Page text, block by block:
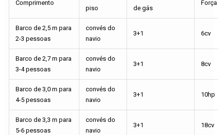
Comprimento
piso
de gás
Barco de 2,5 m para
2-3 pessoas
convés do
navio
3+1 6cv
Barco de 2,7 m para
3-4 pessoas
convés do
navio
3+1 8cv
Barco de 3,0 m para
4-5 pessoas
convés do
navio
3+1 10hp
Barco de 3,3 m para
5-6 pessoas
convés do
navio
3+1 18cv